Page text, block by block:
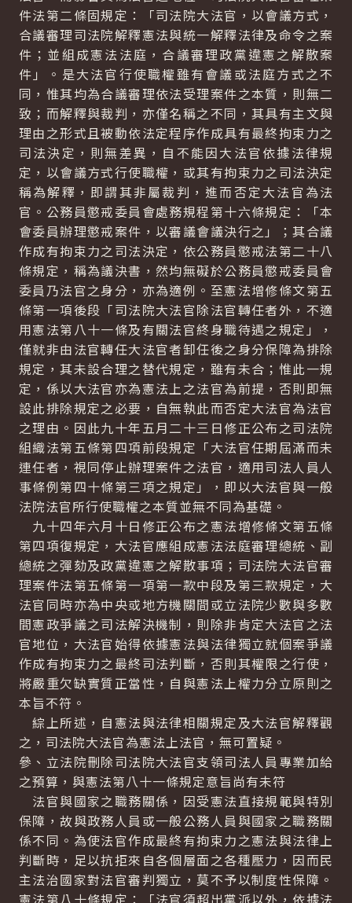
件法第二條固規定：「司法院大法官，以會議方式，
合議審理司法院解釋憲法與統一解釋法律及命令之案
件；並組成憲法法庭，合議審理政黨違憲之解散案
件」。是大法官行使職權雖有會議或法庭方式之不
同，惟其均為合議審理依法受理案件之本質，則無二
致；而解釋與裁判，亦僅名稱之不同，其具有主文與
理由之形式且被動依法定程序作成具有最終拘束力之
司法決定，則無差異，自不能因大法官依據法律規
定，以會議方式行使職權，或其有拘束力之司法決定
稱為解釋，即謂其非屬裁判，進而否定大法官為法
官。公務員懲戒委員會處務規程第十六條規定：「本
會委員辦理懲戒案件，以審議會議決行之」；其合議
作成有拘束力之司法決定，依公務員懲戒法第二十八
條規定，稱為議決書，然均無礙於公務員懲戒委員會
委員乃法官之身分，亦為適例。至憲法增修條文第五
條第一項後段「司法院大法官除法官轉任者外，不適
用憲法第八十一條及有關法官終身職待遇之規定」，
僅就非由法官轉任大法官者卸任後之身分保障為排除
規定，其未設合理之替代規定，雖有未合；惟此一規
定，係以大法官亦為憲法上之法官為前提，否則即無
設此排除規定之必要，自無執此而否定大法官為法官
之理由。因此九十年五月二十三日修正公布之司法院
組織法第五條第四項前段規定「大法官任期屆滿而未
連任者，視同停止辦理案件之法官，適用司法人員人
事條例第四十條第三項之規定」，即以大法官與一般
法院法官所行使職權之本質並無不同為基礎。
九十四年六月十日修正公布之憲法增修條文第五條
第四項復規定，大法官應組成憲法法庭審理總統、副
總統之彈劾及政黨違憲之解散事項；司法院大法官審
理案件法第五條第一項第一款中段及第三款規定，大
法官同時亦為中央或地方機關間或立法院少數與多數
間憲政爭議之司法解決機制，則除非肯定大法官之法
官地位，大法官始得依據憲法與法律獨立就個案爭議
作成有拘束力之最終司法判斷，否則其權限之行使，
將嚴重欠缺實質正當性，自與憲法上權力分立原則之
本旨不符。
綜上所述，自憲法與法律相關規定及大法官解釋觀
之，司法院大法官為憲法上法官，無可置疑。
參、立法院刪除司法院大法官支領司法人員專業加給
之預算，與憲法第八十一條規定意旨尚有未符
法官與國家之職務關係，因受憲法直接規範與特別
保障，故與政務人員或一般公務人員與國家之職務關
係不同。為使法官作成最終有拘束力之憲法與法律上
判斷時，足以抗拒來自各個層面之各種壓力，因而民
主法治國家對法官審判獨立，莫不予以制度性保障。
憲法第八十條規定：「法官須超出黨派以外，依據法